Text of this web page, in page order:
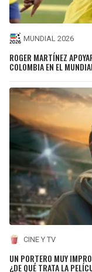
MUNDIAL 2026
ROGER MARTÍNEZ
COLOMBIA EN EL
CINE Y TV
UN PORTERO MUY
¿DE QUÉ TRATA LA